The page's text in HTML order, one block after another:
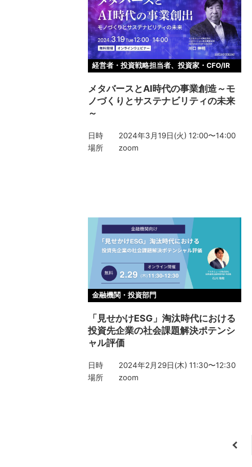
経営者・投資戦略担当者、投資家・CFO/IR
メタバースとAI時代の事業創造～モ
ノづくりとサステナビリティの未来
～
日時
2024年3月19日(火) 12:00〜14:00
場所
zoom
金融機関・投資部門
「見せかけESG」淘汰時代における
投資先企業の社会課題解決ポテンシ
ャル評価
日時
2024年2月29日(木) 11:30〜12:30
場所
zoom